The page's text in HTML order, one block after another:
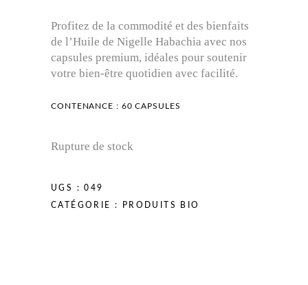
Profitez de la commodité et des bienfaits
de l’Huile de Nigelle Habachia avec nos
capsules premium, idéales pour soutenir
votre bien-être quotidien avec facilité.
CONTENANCE : 60 CAPSULES
Rupture de stock
UGS :049
CATÉGORIE : PRODUITS BIO